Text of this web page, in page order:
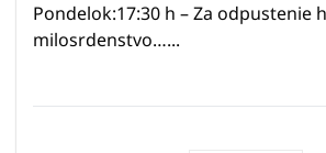
Pondelok:17:30 h – Za odpustenie
milosrdenstvo…...